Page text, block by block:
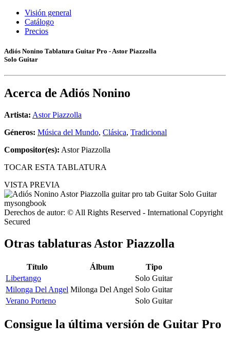
Visión general
Catálogo
Precios
Adiós Nonino Tablatura Guitar Pro - Astor Piazzolla
Solo Guitar
Acerca de Adiós Nonino
Artista: Astor Piazzolla
Géneros: Música del Mundo, Clásica, Tradicional
Compositor(es): Astor Piazzolla
TOCAR ESTA TABLATURA
VISTA PREVIA
Derechos de autor: © All Rights Reserved - International Copyright
Secured
Otras tablaturas Astor Piazzolla
Título Álbum
Tipo
Libertango
Solo Guitar
Milonga Del Angel Milonga Del Angel Solo Guitar
Verano Porteno
Solo Guitar
Consigue la última versión de Guitar Pro